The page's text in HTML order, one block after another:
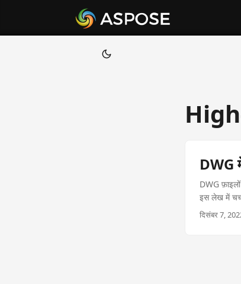
DWG
DWG
इस लेख में
के लिए.
दिसंबर 7,